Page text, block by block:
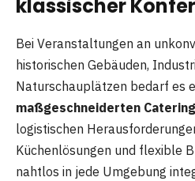
klassischer
Bei Veranstaltungen an
historischen Gebäuden,
Naturschauplätzen bedarf es
maßgeschneiderten
logistischen
Küchenlösungen und flexible
nahtlos in jede Umgebung